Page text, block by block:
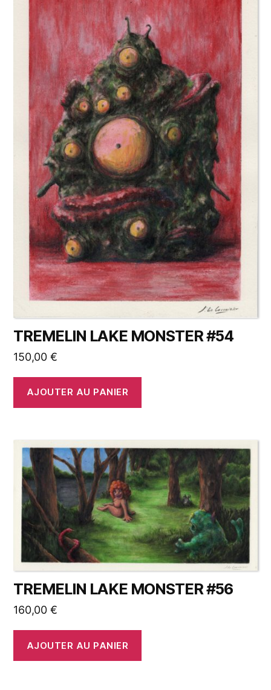
TREMELIN LAKE MONSTER #54
150,00 €
AJOUTER AU PANIER
TREMELIN LAKE MONSTER #56
160,00 €
AJOUTER AU PANIER